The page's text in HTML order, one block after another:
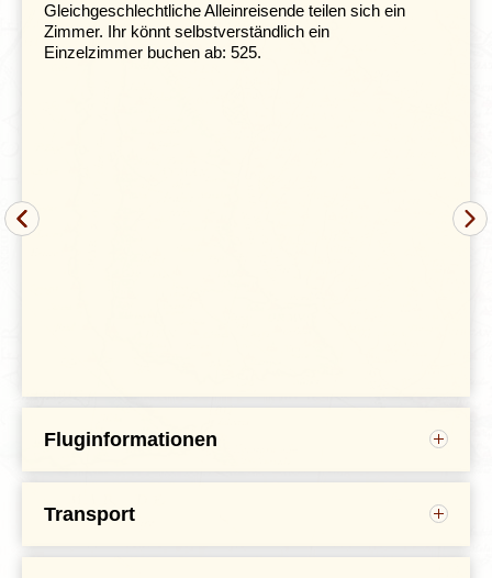
befindet sich ca. 2 km
Gleichgeschlechtliche Alleinreisende teilen sich ein
Zimmer. Ihr könnt selbstverständlich ein
Einzelzimmer buchen ab: 525.
Fluginformationen
Für unsere 22-tägige Rundreise nach Ladakh haben
oder Lufthansa ab/an Frankfurt für euch reserviert.
Von Leh nach Delhi fliegen wir mit Air India, Go
Transport
Verkehrsmitteln: mit dem Zug gelangen wir von Delhi